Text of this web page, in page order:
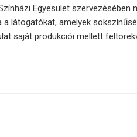
Egyesület szervezésében
látogatókat, amelyek
saját produkciói mellett